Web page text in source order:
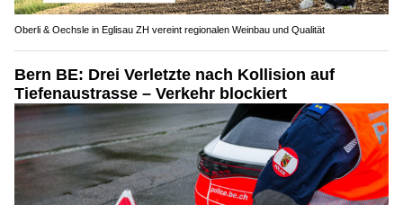
Oberli & Oechsle in Eglisau ZH vereint regionalen Weinbau und Qualität
Bern BE: Drei Verletzte nach Kollision auf
Tiefenaustrasse – Verkehr blockiert